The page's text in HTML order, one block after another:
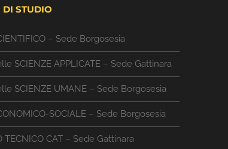
STUDIO
– Sede Borgosesia
SCIENZE APPLICATE – Sede Gattinara
SCIENZE UMANE – Sede Borgosesia
SOCIALE – Sede Borgosesia
TECNICO CAT – Sede Gattinara